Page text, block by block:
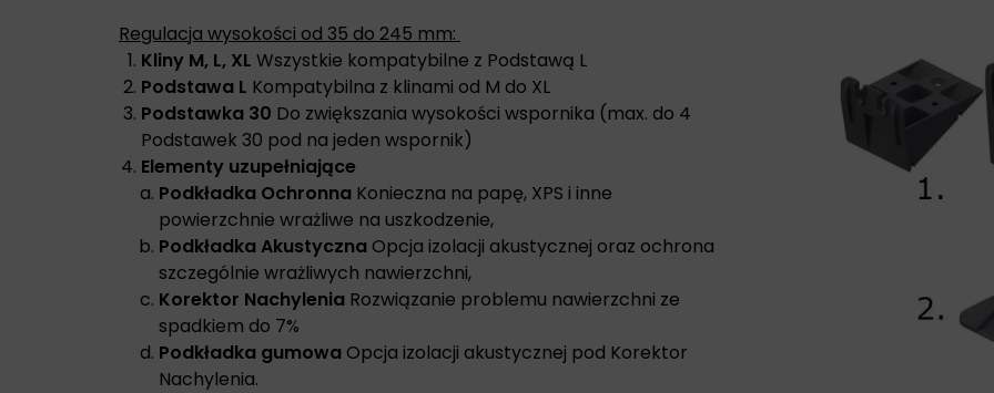
Regulacja wysokości od 35 do 245 mm:
Kliny M, L, XL Wszystkie kompatybilne z Podstawą L
Podstawa L Kompatybilna z klinami od M do XL
Podstawka 30 Do zwiększania wysokości wspornika (max. do 4
Podstawek 30 pod na jeden wspornik)
Elementy uzupełniające
Podkładka Ochronna Konieczna na papę, XPS i inne
powierzchnie wrażliwe na uszkodzenie,
Podkładka Akustyczna Opcja izolacji akustycznej oraz ochrona
szczególnie wrażliwych nawierzchni,
Korektor Nachylenia Rozwiązanie problemu nawierzchni ze
spadkiem do 7%
Podkładka gumowa Opcja izolacji akustycznej pod Korektor
Nachylenia.